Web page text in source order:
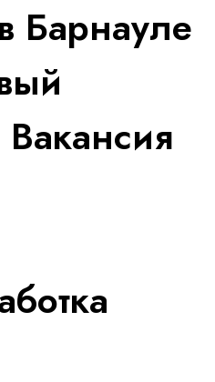
Барнауле